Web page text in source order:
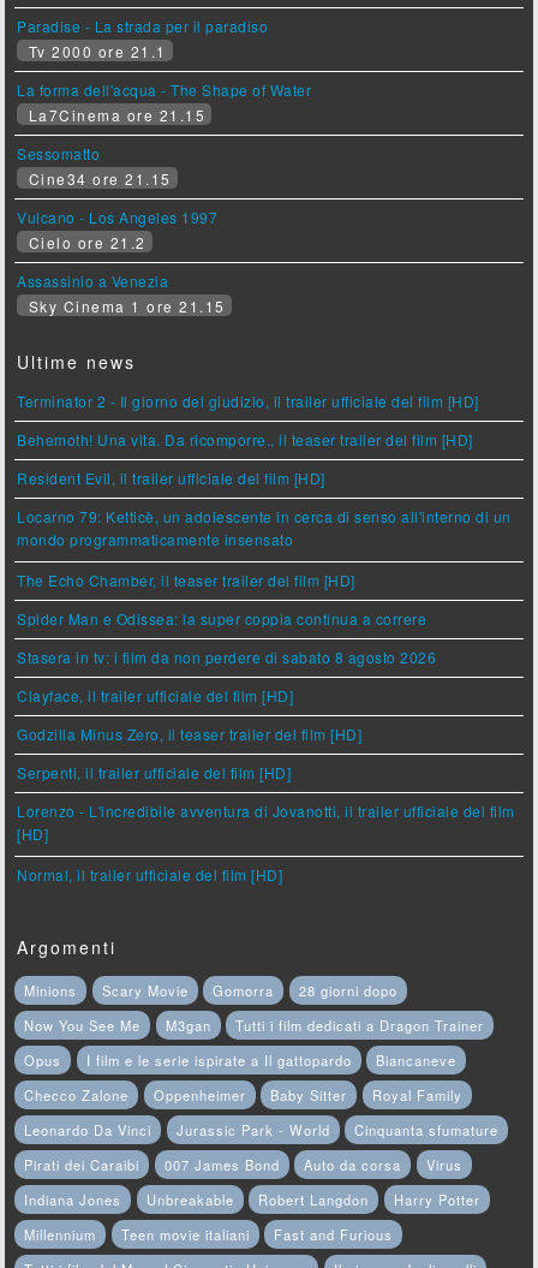
Paradise - La strada per il paradiso
Tv 2000 ore 21.1
La forma dell'acqua - The Shape of Water
La7Cinema ore 21.15
Sessomatto
Cine34 ore 21.15
Vulcano - Los Angeles 1997
Cielo ore 21.2
Assassinio a Venezia
Sky Cinema 1 ore 21.15
Ultime news
Terminator 2 - Il giorno del giudizio, il trailer ufficiale del film [HD]
Behemoth! Una vita. Da ricomporre., il teaser trailer del film [HD]
Resident Evil, il trailer ufficiale del film [HD]
Locarno 79: Ketticè, un adolescente in cerca di senso all'interno di un
mondo programmaticamente insensato
The Echo Chamber, il teaser trailer del film [HD]
Spider Man e Odissea: la super coppia continua a correre
Stasera in tv: i film da non perdere di sabato 8 agosto 2026
Clayface, il trailer ufficiale del film [HD]
Godzilla Minus Zero, il teaser trailer del film [HD]
Serpenti, il trailer ufficiale del film [HD]
Lorenzo - L'incredibile avventura di Jovanotti, il trailer ufficiale del film
[HD]
Normal, il trailer ufficiale del film [HD]
Argomenti
Minions Scary Movie Gomorra
28 giorni dopo
Now You See Me
M3gan
Tutti i film dedicati a Dragon Trainer
Opus
I film e le serie ispirate a Il gattopardo
Biancaneve
Checco Zalone
Oppenheimer Baby Sitter
Royal Family
Leonardo Da Vinci
Jurassic Park - World
Cinquanta sfumature
Pirati dei Caraibi
007 James Bond Auto da corsa
Virus
Indiana Jones
Unbreakable Robert Langdon
Harry Potter
Millennium
Teen movie italiani
Fast and Furious